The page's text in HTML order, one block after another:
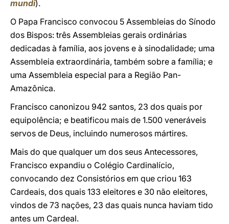
mundi).
O Papa Francisco convocou 5 Assembleias do Sínodo
dos Bispos: três Assembleias gerais ordinárias
dedicadas à família, aos jovens e à sinodalidade; uma
Assembleia extraordinária, também sobre a família; e
uma Assembleia especial para a Região Pan-
Amazônica.
Francisco canonizou 942 santos, 23 dos quais por
equipolência; e beatificou mais de 1.500 veneráveis ​​
servos de Deus, incluindo numerosos mártires.
Mais do que qualquer um dos seus Antecessores,
Francisco expandiu o Colégio Cardinalício,
convocando dez Consistórios em que criou 163
Cardeais, dos quais 133 eleitores e 30 não eleitores,
vindos de 73 nações, 23 das quais nunca haviam tido
antes um Cardeal.